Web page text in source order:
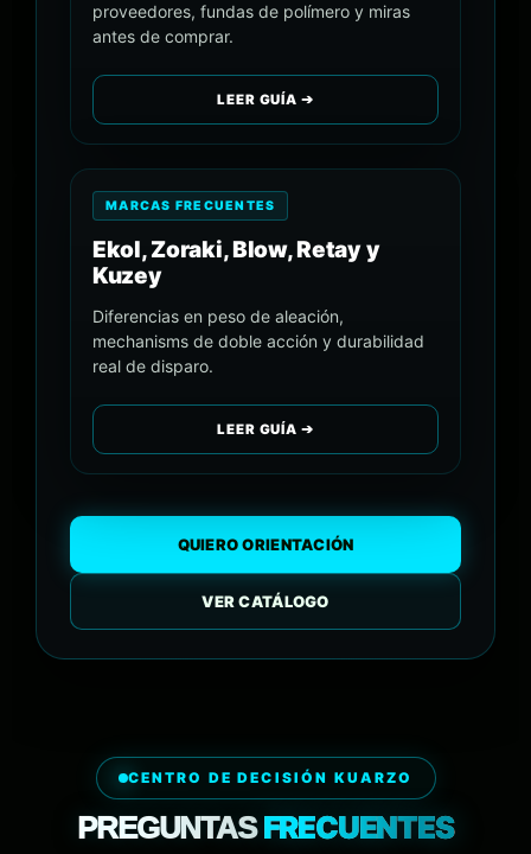
proveedores, fundas de polímero y miras
antes de comprar.
LEER GUÍA ➔
MARCAS FRECUENTES
Ekol, Zoraki, Blow, Retay y
Kuzey
Diferencias en peso de aleación,
mechanisms de doble acción y durabilidad
real de disparo.
LEER GUÍA ➔
QUIERO ORIENTACIÓN
VER CATÁLOGO
CENTRO DE DECISIÓN KUARZO
PREGUNTASFRECUENTES